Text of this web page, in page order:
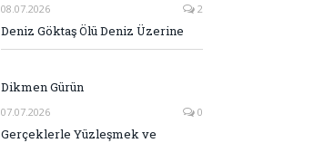
08.07.2026 2
Deniz Göktaş Ölü Deniz Üzerine
Dikmen Gürün
07.07.2026 0
Gerçeklerle Yüzleşmek ve